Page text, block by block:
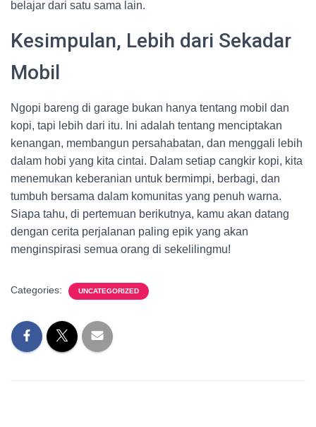
belajar dari satu sama lain.
Kesimpulan, Lebih dari Sekadar
Mobil
Ngopi bareng di garage bukan hanya tentang mobil dan
kopi, tapi lebih dari itu. Ini adalah tentang menciptakan
kenangan, membangun persahabatan, dan menggali lebih
dalam hobi yang kita cintai. Dalam setiap cangkir kopi, kita
menemukan keberanian untuk bermimpi, berbagi, dan
tumbuh bersama dalam komunitas yang penuh warna.
Siapa tahu, di pertemuan berikutnya, kamu akan datang
dengan cerita perjalanan paling epik yang akan
menginspirasi semua orang di sekelilingmu!
Categories: UNCATEGORIZED